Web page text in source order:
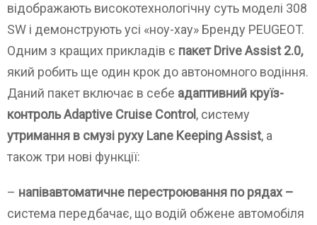
відображають високотехнологічну суть моделі 308
SW і демонструють усі «ноу-хау» Бренду PEUGEOT.
Одним з кращих прикладів є пакет Drive Assist 2.0,
який робить ще один крок до автономного водіння.
Даний пакет включає в себе адаптивний круїз-
контроль Adaptive Cruise Control, систему
утримання в смузі руху Lane Keeping Assist, а
також три нові функції:
– напівавтоматичне перестроювання по рядах –
система передбачає, що водій обжене автомобіля